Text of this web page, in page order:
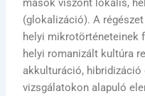
mások viszont lokális,
(glokalizáció). A
helyi mikrotörténeteinek
helyi romanizált kultúra
akkulturáció,
vizsgálatokon alapuló